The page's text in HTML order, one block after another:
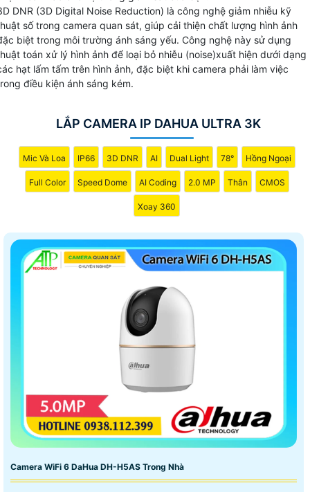
DNR (3D Digital Noise Reduction) là công nghệ giảm nhiễu kỹ
số trong camera quan sát, giúp cải thiện chất lượng hình ảnh
biệt trong môi trường ánh sáng yếu. Công nghệ này sử dụng
toán xử lý hình ảnh để loại bỏ nhiễu (noise)xuất hiện dưới dạng
hạt lấm tấm trên hình ảnh, đặc biệt khi camera phải làm việc
điều kiện ánh sáng kém.
LẮP CAMERA IP DAHUA ULTRA 3K
Mic Và Loa IP66 3D DNR AI Dual Light 78° Hồng Ngoại
Full Color Speed Dome AI Coding 2.0 MP Thân CMOS
Xoay 360
Camera WiFi 6 DaHua DH-H5AS Trong Nhà